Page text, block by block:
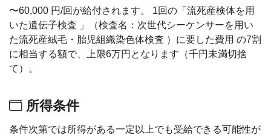
〜60,000 円/回が給付されます。 1回の「流死産検体を用
いた遺伝子検査 」（検査名：次世代シーケンサーを用い
た流死産絨毛・胎児組織染色体検査 ）に要した費用 の7割
に相当する額で、上限6万円となります（千円未満切捨
て）。
所得条件
条件次第では所得がある一定以上でも受給できる可能性が